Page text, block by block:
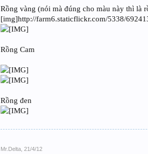
Rồng vàng (nói mà đúng cho màu này thì là
[img]http://farm6.staticflickr.com/5338/
Rồng Cam
Rồng đen
Mr.Delta 21/4/12